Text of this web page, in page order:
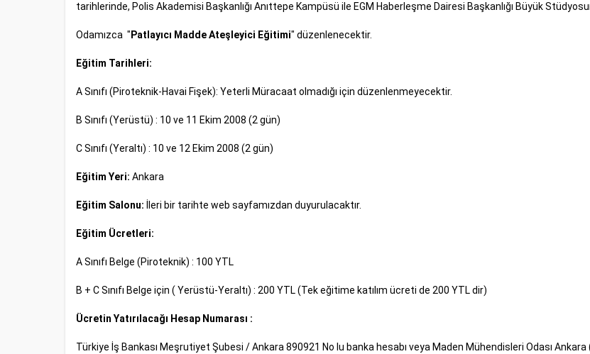
tarihlerinde, Polis Akademisi Başkanlığı Anıttepe Kampüsü ile EGM Haberleşme Dairesi Başkanlığı Büyük
Odamızca " Patlayıcı MaddeAteşleyici Eğitimi" düzenlenecektir.
Eğitim Tarihleri:
A Sınıfı (Piroteknik-Havai Fişek): Yeterli Müracaat olmadığı için düzenlenmeyecektir.
B Sınıfı (Yerüstü) : 10 ve 11 Ekim 2008 (2 gün)
C Sınıfı (Yeraltı) : 10 ve 12 Ekim 2008 (2 gün)
Eğitim Yeri: Ankara
Eğitim Salonu: İleri bir tarihte web sayfamızdan duyurulacaktır.
Eğitim Ücretleri:
A Sınıfı Belge (Piroteknik) : 100 YTL
B + C Sınıfı Belge için ( Yerüstü-Yeraltı) : 200 YTL (Tek eğitime katılım ücreti de 200 YTL dir)
Ücretin Yatırılacağı Hesap Numarası :
Türkiye İş Bankası Meşrutiyet Şubesi / Ankara 890921 No lu banka hesabı veya Maden Mühendisleri Odası